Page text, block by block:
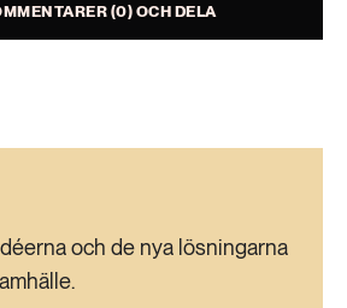
(0) OCH DELA
och de nya lösningarna